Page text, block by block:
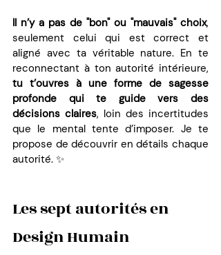
Il n’y a pas de "bon" ou "mauvais" choix,
seulement celui qui est correct et
aligné avec ta véritable nature. En te
tu t’ouvres à une forme de sagesse
profonde qui te guide vers des
décisions claires, loin des incertitudes
que le mental tente d’imposer. Je te
propose de découvrir en détails chaque
autorité. ✨
Les sept autorités en
Design Humain